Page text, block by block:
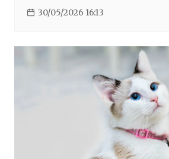
30/05/2026 16:13